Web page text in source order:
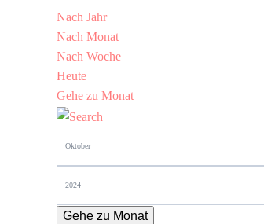
Nach Jahr
Nach Monat
Nach Woche
Heute
Gehe zu Monat
Gehe zu Monat